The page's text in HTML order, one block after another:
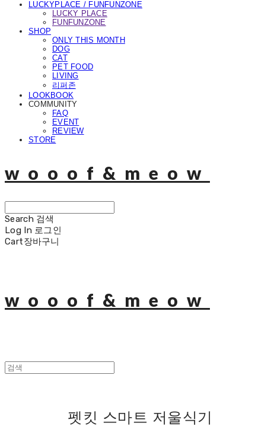
LUCKYPLACE / FUNFUNZONE
LUCKY PLACE
FUNFUNZONE
SHOP
ONLY THIS MONTH
DOG
CAT
PET FOOD
LIVING
리퍼존
LOOKBOOK
COMMUNITY
FAQ
EVENT
REVIEW
STORE
wooof&meow
Search 검색
Log In 로그인
Cart장바구니
wooof&meow
펫킷 스마트 저울식기